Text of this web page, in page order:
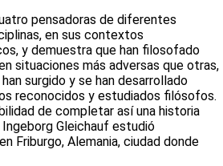
pensadoras de diferentes
en sus contextos
y demuestra que han filosofado
situaciones más adversas que otras,
surgido y se han desarrollado
reconocidos y estudiados filósofos.
de completar así una historia
Gleichauf estudió
Friburgo, Alemania, ciudad donde